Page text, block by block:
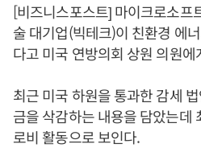
[비즈니스포스트] 마이크로소프
술 대기업(빅테크)이 친환경 에
다고 미국 연방의회 상원 의원
최근 미국 하원을 통과한 감세
금을 삭감하는 내용을 담았는데
로비 활동으로 보인다.